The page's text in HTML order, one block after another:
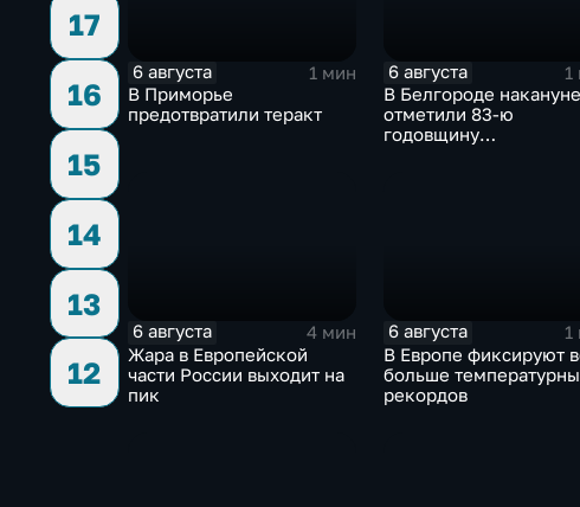
17
16
15
14
13
12
6 августа
1 мин
В Приморье
предотвратили теракт
6 августа
1
В Белгороде накануне
отметили 83-ю
годовщину
6 августа
4 мин
Жара в Европейской
части России выходит на
пик
6 августа
1
В Европе фиксируют
больше
рекордов